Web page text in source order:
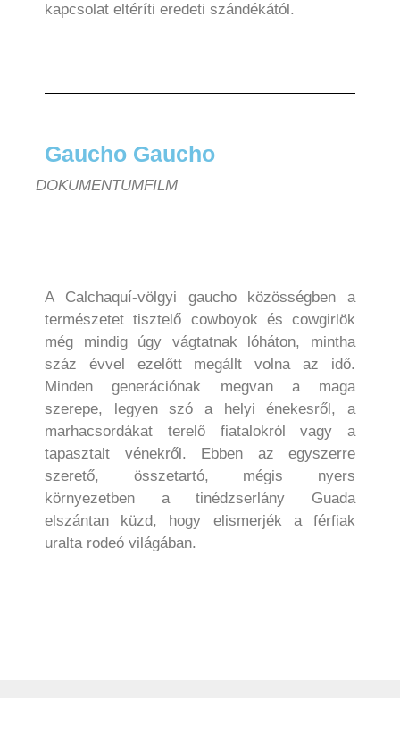
kapcsolat eltéríti eredeti szándékától.
Gaucho Gaucho
DOKUMENTUMFILM
A Calchaquí-völgyi gaucho közösségben a
természetet tisztelő cowboyok és cowgirlök
még mindig úgy vágtatnak lóháton, mintha
száz évvel ezelőtt megállt volna az idő.
Minden generációnak megvan a maga
szerepe, legyen szó a helyi énekesről, a
marhacsordákat terelő fiatalokról vagy a
tapasztalt vénekről. Ebben az egyszerre
szerető, összetartó, mégis nyers
környezetben a tinédzserlány Guada
elszántan küzd, hogy elismerjék a férfiak
uralta rodeó világában.